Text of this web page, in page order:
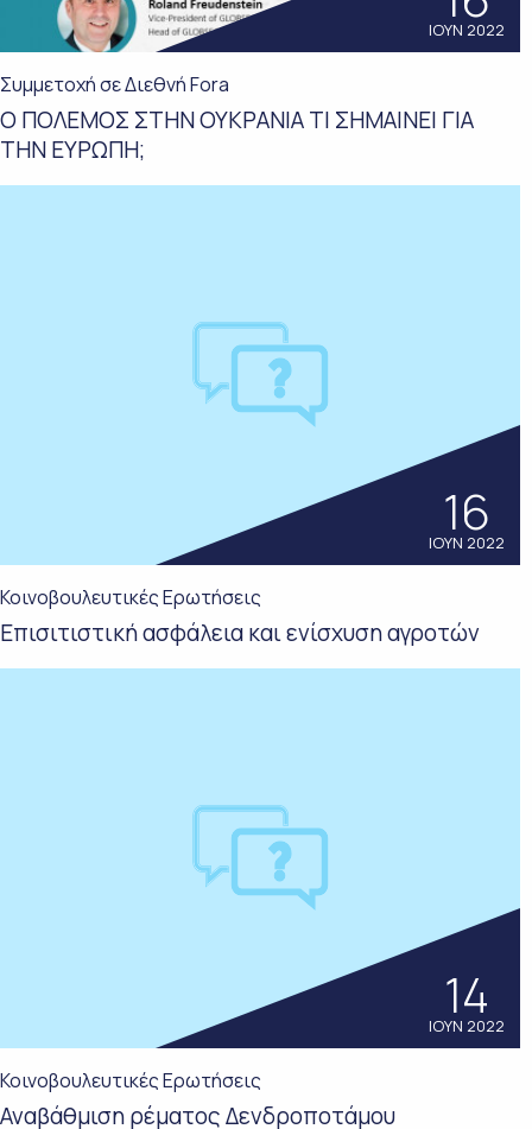
ΙΟΥΝ 2022
Συμμετοχή σε Διεθνή Fora
Ο ΠΟΛΕΜΟΣ ΣΤΗΝ ΟΥΚΡΑΝΙΑ ΤΙ ΣΗΜΑΙΝΕΙ ΓΙΑ
ΤΗΝ ΕΥΡΩΠΗ;
16
ΙΟΥΝ 2022
Κοινοβουλευτικές Ερωτήσεις
Επισιτιστική ασφάλεια και ενίσχυση αγροτών
14
ΙΟΥΝ 2022
Κοινοβουλευτικές Ερωτήσεις
Αναβάθμιση ρέματος Δενδροποτάμου